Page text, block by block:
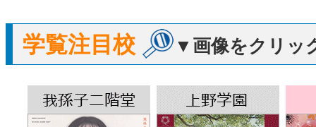
学覧注目校 ▼画像をクリッ